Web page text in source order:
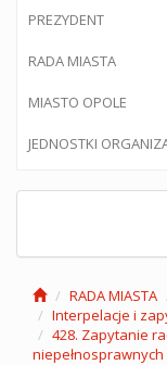
PREZYDENT
RADA MIASTA
MIASTO OPOLE
JEDNOSTKI
RADA MIASTA
Interpelacje i
428. Zapytanie
niepełnosprawnych